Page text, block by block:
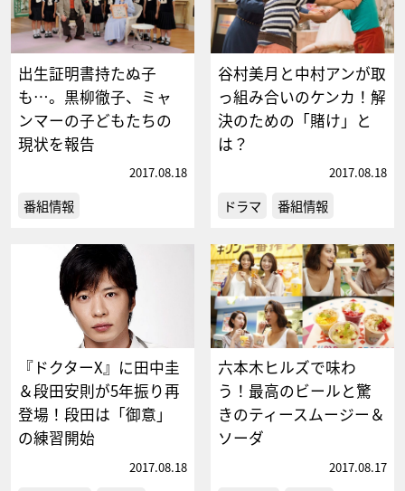
出生証明書持たぬ子
も…。黒柳徹子、ミャ
ンマーの子どもたちの
現状を報告
2017.08.18
番組情報
谷村美月と中村アンが取
っ組み合いのケンカ！解
決のための「賭け」と
は？
2017.08.18
ドラマ 番組情報
『ドクターX』に田中圭
＆段田安則が5年振り再
登場！段田は「御意」
の練習開始
2017.08.18
六本木ヒルズで味わ
う！最高のビールと驚
きのティースムージー＆
ソーダ
2017.08.17